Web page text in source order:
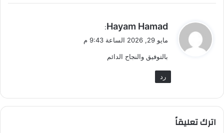
ي
ل
Hayam Hamad
:
مايو 29, 2026 الساعة 9:43 م
بالتوفيق والنجاح الدائم
رد
اترك تعليقاً